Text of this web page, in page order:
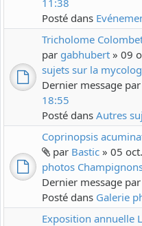
11:38
Posté dans
Tricholome
par gabhubert » 09
sujets sur la
Dernier message par
18:55
Posté dans Autres
Coprinopsis
par Bastic » 05
photos
Dernier message par
Posté dans Galerie
Exposition annuelle